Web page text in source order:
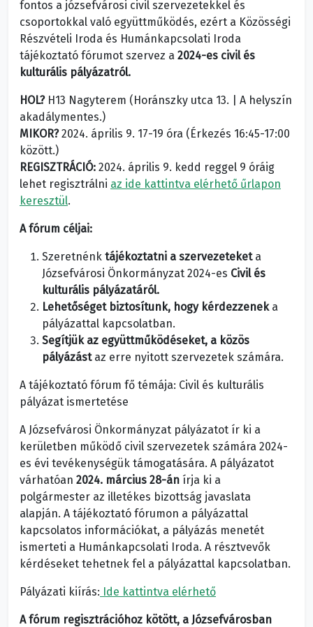
fontos a józsefvárosi civil szervezetekkel és
csoportokkal való együttműködés, ezért a Közösségi
Részvételi Iroda és Humánkapcsolati Iroda
tájékoztató fórumot szervez a 2024-es civil és
kulturális pályázatról.
HOL?H13 Nagyterem (Horánszky utca 13. | A helyszín
akadálymentes.)
MIKOR?2024. április 9. 17-19 óra (Érkezés 16:45-17:00
között.)
REGISZTRÁCIÓ: 2024. április 9. kedd reggel 9 óráig
lehet regisztrálni az ide kattintva elérhető űrlapon
keresztül.
A fórum céljai:
Szeretnénk tájékoztatni a szervezeteket a
Józsefvárosi Önkormányzat 2024-es Civil és
kulturális pályázatáról.
Lehetőséget biztosítunk, hogy kérdezzeneka
pályázattal kapcsolatban.
Segítjük az együttműködéseket, a közös
pályázást az erre nyitott szervezetek számára.
A tájékoztató fórum fő témája: Civil és kulturális
pályázat ismertetése
A Józsefvárosi Önkormányzat pályázatot ír ki a
kerületben működő civil szervezetek számára 2024-
es évi tevékenységük támogatására. A pályázatot
várhatóan 2024. március 28-án írja ki a
polgármester az illetékes bizottság javaslata
alapján. A tájékoztató fórumon a pályázattal
kapcsolatos információkat, a pályázás menetét
ismerteti a Humánkapcsolati Iroda. A résztvevők
kérdéseket tehetnek fel a pályázattal kapcsolatban.
Pályázati kiírás: Ide kattintva elérhető
A fórum regisztrációhoz kötött, a Józsefvárosban